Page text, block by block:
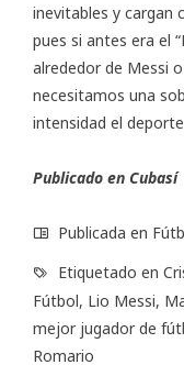
inevitables y cargan
pues si antes era el
alrededor de Messi
necesitamos una
intensidad el
Publicado en Cubasí
Publicada en
Etiquetado en
Fútbol, Lio Messi,
mejor jugador de
Romario